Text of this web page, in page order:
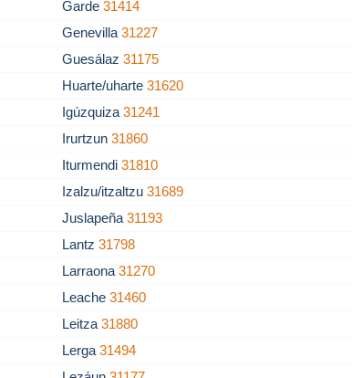
Garde31414
Genevilla31227
Guesálaz31175
Huarte/uharte31620
Igúzquiza31241
Irurtzun31860
Iturmendi31810
Izalzu/itzaltzu31689
Juslapeña31193
Lantz31798
Larraona31270
Leache31460
Leitza31880
Lerga31494